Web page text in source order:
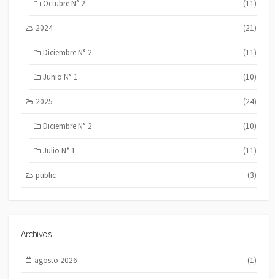
Octubre N° 2 (11)
2024 (21)
Diciembre N° 2 (11)
Junio N° 1 (10)
2025 (24)
Diciembre N° 2 (10)
Julio N° 1 (11)
public (3)
Archivos
agosto 2026 (1)